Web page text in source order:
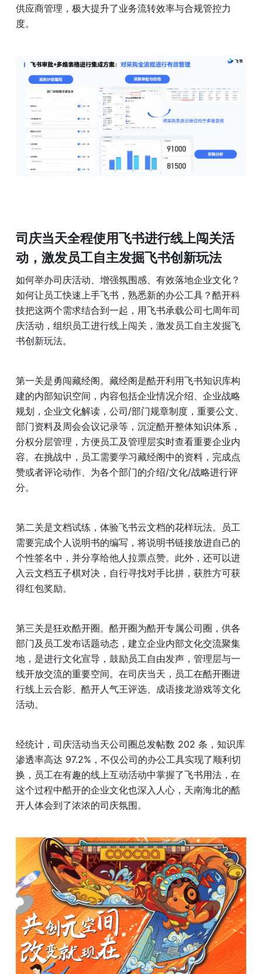
供应商管理，极大提升了业务流转效率与合规管控力
度。
司庆当天全程使用飞书进行线上闯关活
动，激发员工自主发掘飞书创新玩法
如何举办司庆活动、增强氛围感、有效落地企业文化？
如何让员工快速上手飞书，熟悉新的办公工具？酷开科
技把这两个需求结合到一起，用飞书承载公司七周年司
庆活动，组织员工进行线上闯关，激发员工自主发掘飞
书创新玩法。
第一关是勇闯藏经阁。藏经阁是酷开利用飞书知识库构
建的内部知识空间，内容包括企业情况介绍、企业战略
规划，企业文化解读，公司/部门规章制度，重要公文、
部门资料及周会会议记录等，沉淀酷开整体知识体系，
分权分层管理，方便员工及管理层实时查看重要企业内
容。在挑战中，员工需要学习藏经阁中的资料，完成点
赞或者评论动作、为各个部门的介绍/文化/战略进行评
分。
第二关是文档试练，体验飞书云文档的花样玩法。员工
需要完成个人说明书的编写，将说明书链接放进自己的
个性签名中，并分享给他人拉票点赞。此外，还可以进
入云文档五子棋对决，自行寻找对手比拼，获胜方可获
得红包奖励。
第三关是狂欢酷开圈。酷开圈为酷开专属公司圈，供各
部门及员工发布话题动态，建立企业内部文化交流聚集
地，是进行文化宣导，鼓励员工自由发声，管理层与一
线开放交流的重要空间。在司庆当天，员工在酷开圈进
行线上云合影、酷开人气王评选、成语接龙游戏等文化
活动。
经统计，司庆活动当天公司圈总发帖数 202 条，知识库
渗透率高达 97.2%，不仅公司的办公工具实现了顺利切
换，员工在有趣的线上互动活动中掌握了飞书用法，在
这个过程中酷开的企业文化也深入人心，天南海北的酷
开人体会到了浓浓的司庆氛围。